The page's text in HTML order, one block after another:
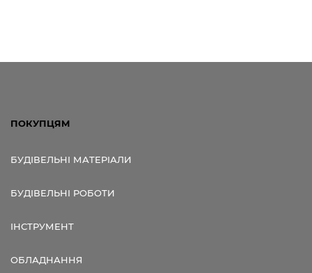
ПОКУПЦЯМ
БУДІВЕЛЬНІ МАТЕРІАЛИ
БУДІВЕЛЬНІ РОБОТИ
ІНСТРУМЕНТ
ОБЛАДНАННЯ